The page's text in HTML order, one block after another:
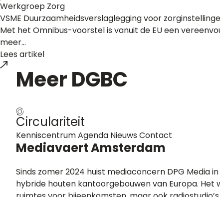
Werkgroep Zorg
VSME Duurzaamheidsverslaglegging voor
Met het Omnibus-voorstel is vanuit de EU een
meer...
Lees artikel
MeerDGBC
Circulariteit
KenniscentrumAgenda Nieuws Contact
Mediavaert Amsterdam
Sinds zomer 2024 huist mediaconcern DPG Media
hybride houten kantoorgebouwen van Europa.